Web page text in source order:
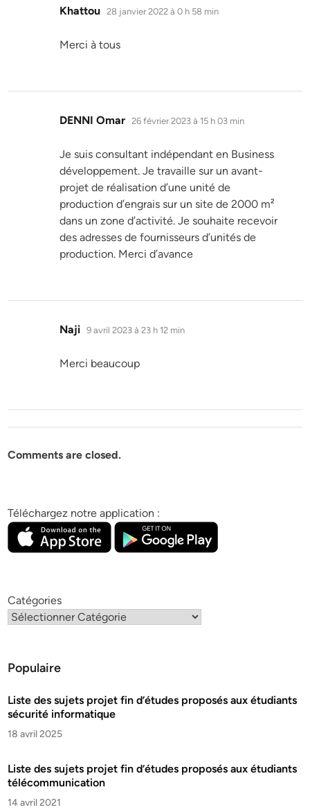
Khattou dit :
28 janvier 2022 à 0 h 58 min
Merci à tous
DENNI Omar dit :
26 février 2023 à 15 h 03 min
Je suis consultant indépendant en Business
développement. Je travaille sur un avant-
projet de réalisation d’une unité de
production d’engrais sur un site de 2000 m²
dans un zone d’activité. Je souhaite recevoir
des adresses de fournisseurs d’unités de
production. Merci d’avance
Naji dit :
9 avril 2023 à 23 h 12 min
Merci beaucoup
Comments are closed.
Téléchargez notre application :
Catégories
Populaire
Liste des sujets projet fin d’études proposés aux étudiants
sécurité informatique
18 avril 2025
Liste des sujets projet fin d’études proposés aux étudiants
télécommunication
14 avril 2021